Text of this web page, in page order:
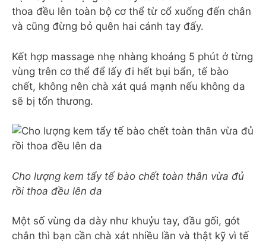
thoa đều lên toàn bộ cơ thể từ cổ xuống đến chân
và cũng đừng bỏ quên hai cánh tay đấy.
Kết hợp massage nhẹ nhàng khoảng 5 phút ở từng
vùng trên cơ thể để lấy đi hết bụi bẩn, tế bào
chết, không nên chà xát quá mạnh nếu không da
sẽ bị tổn thương.
Cho lượng kem tẩy tế bào chết toàn thân vừa đủ
rồi thoa đều lên da
Một số vùng da dày như khuỷu tay, đầu gối, gót
chân thì bạn cần chà xát nhiều lần và thật kỹ vì tế